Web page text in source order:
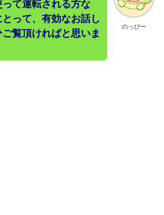
のっぴー
て運転される方な
って、有効なお話し
覧頂ければと思いま